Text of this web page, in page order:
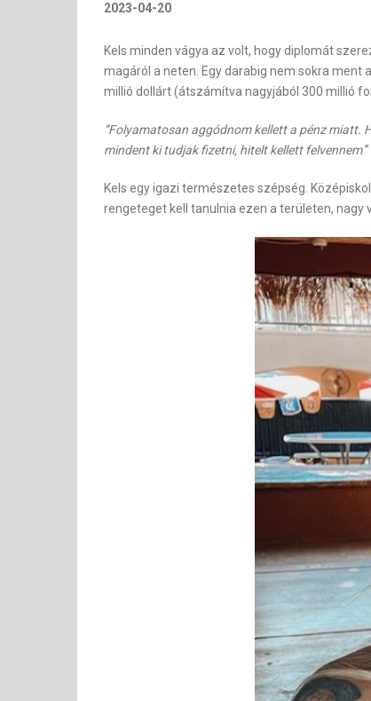
2023-04-20
Kels minden vágya az volt, hogy diplomát
magáról a neten. Egy darabig nem sokra ment
millió dollárt (átszámítva nagyjából 300 millió
“Folyamatosan aggódnom kellett a pénz miatt.
mindent ki tudjak fizetni, hitelt kellett felvennem”
Kels egy igazi természetes szépség.
rengeteget kell tanulnia ezen a területen, nagy